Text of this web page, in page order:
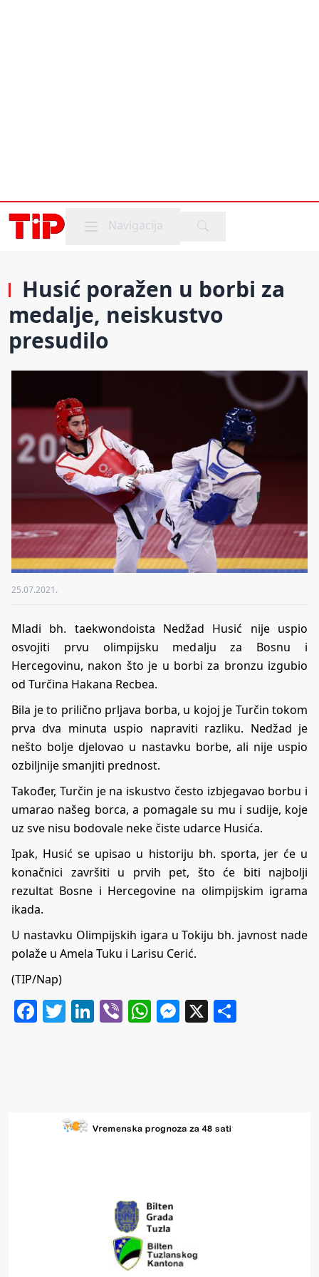
Mobile menu
Navigacija
Husić poražen u borbi za
medalje, neiskustvo
presudilo
25.07.2021.
Mladi bh. taekwondoista Nedžad Husić nije uspio
osvojiti prvu olimpijsku medalju za Bosnu i
Hercegovinu, nakon što je u borbi za bronzu izgubio
od Turčina Hakana Recbea.
Bila je to prilično prljava borba, u kojoj je Turčin tokom
prva dva minuta uspio napraviti razliku. Nedžad je
nešto bolje djelovao u nastavku borbe, ali nije uspio
ozbiljnije smanjiti prednost.
Također, Turčin je na iskustvo često izbjegavao borbu i
umarao našeg borca, a pomagale su mu i sudije, koje
uz sve nisu bodovale neke čiste udarce Husića.
Ipak, Husić se upisao u historiju bh. sporta, jer će u
konačnici završiti u prvih pet, što će biti najbolji
rezultat Bosne i Hercegovine na olimpijskim igrama
ikada.
U nastavku Olimpijskih igara u Tokiju bh. javnost nade
polaže u Amela Tuku i Larisu Cerić.
(TIP/Nap)
Facebook
Twitter
LinkedIn
ViberWhatsApp
Messenger
X